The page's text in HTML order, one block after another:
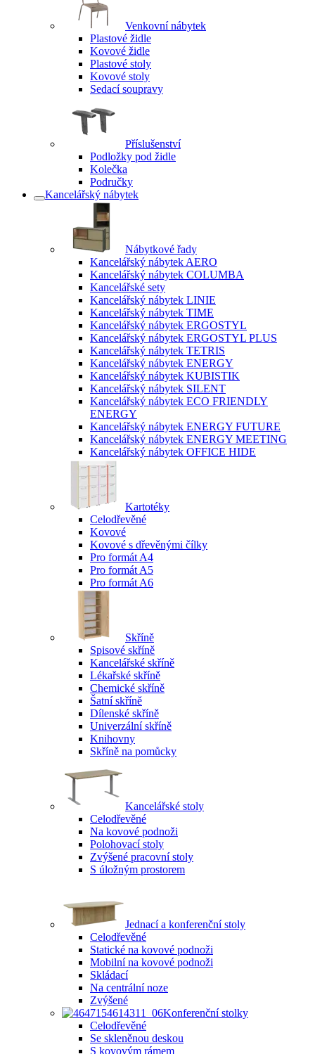
Venkovní nábytek
Plastové židle
Kovové židle
Plastové stoly
Kovové stoly
Sedací soupravy
Příslušenství
Podložky pod židle
Kolečka
Područky
Kancelářský nábytek
Nábytkové řady
Kancelářský nábytek AERO
Kancelářský nábytek COLUMBA
Kancelářské sety
Kancelářský nábytek LINIE
Kancelářský nábytek TIME
Kancelářský nábytek ERGOSTYL
Kancelářský nábytek ERGOSTYL PLUS
Kancelářský nábytek TETRIS
Kancelářský nábytek ENERGY
Kancelářský nábytek KUBISTIK
Kancelářský nábytek SILENT
Kancelářský nábytek ECO FRIENDLY
ENERGY
Kancelářský nábytek ENERGY FUTURE
Kancelářský nábytek ENERGY MEETING
Kancelářský nábytek OFFICE HIDE
Kartotéky
Celodřevěné
Kovové
Kovové s dřevěnými čílky
Pro formát A4
Pro formát A5
Pro formát A6
Skříně
Spisové skříně
Kancelářské skříně
Lékařské skříně
Chemické skříně
Šatní skříně
Dílenské skříně
Univerzální skříně
Knihovny
Skříně na pomůcky
Kancelářské stoly
Celodřevěné
Na kovové podnoži
Polohovací stoly
Zvýšené pracovní stoly
S úložným prostorem
Jednací a konferenční stoly
Celodřevěné
Statické na kovové podnoži
Mobilní na kovové podnoži
Skládací
Na centrální noze
Zvýšené
Konferenční stolky
Celodřevěné
Se skleněnou deskou
S kovovým rámem